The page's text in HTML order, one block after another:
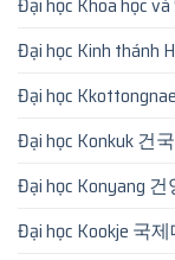
Đại học Kinh thánh
Đại học
Đại học Konkuk 건
Đại học Konyang
Đại học Kookje 국